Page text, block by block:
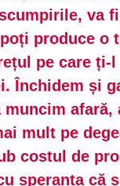
va
produce o
pe care ți-l
Închidem și
muncim afară,
mult pe
costul de
speranța că